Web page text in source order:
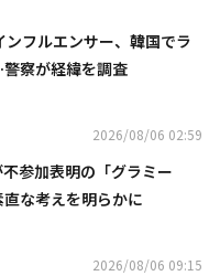
フルエンサー、韓国でラ
察が経緯を調査
2026/08/06 02:59
参加表明の「グラミー
な考えを明らかに
2026/08/06 09:15